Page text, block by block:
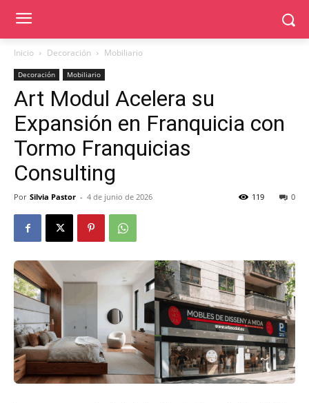
Inicio Decoración Mobiliario
Decoración Mobiliario
Art Modul Acelera su
Expansión en Franquicia con
Tormo Franquicias
Consulting
Por Silvia Pastor - 4 de junio de 2026 0
119